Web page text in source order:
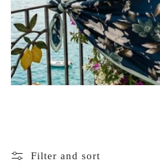
Filter and sort